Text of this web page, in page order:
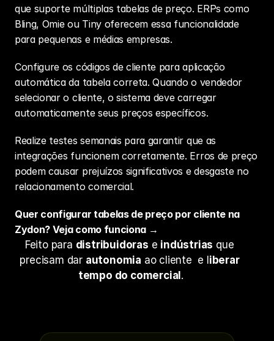
que suporte múltiplas tabelas de preço. ERPs como
Bling, Omie ou Tiny oferecem essa funcionalidade
para pequenas e médias empresas.
Configure os códigos de cliente para aplicação
automática da tabela correta. Quando o vendedor
selecionar o cliente, o sistema deve carregar
automaticamente seus preços específicos.
Realize testes semanais para garantir que as
integrações funcionem corretamente. Erros de preço
podem causar prejuízos significativos e desgaste no
relacionamento comercial.
Quer configurar tabelas de preço por cliente na
Zydon? Veja como funciona →
Feito para distribuidoras e indústrias que
precisam dar autonomia ao cliente  e liberar
tempo do comercial.